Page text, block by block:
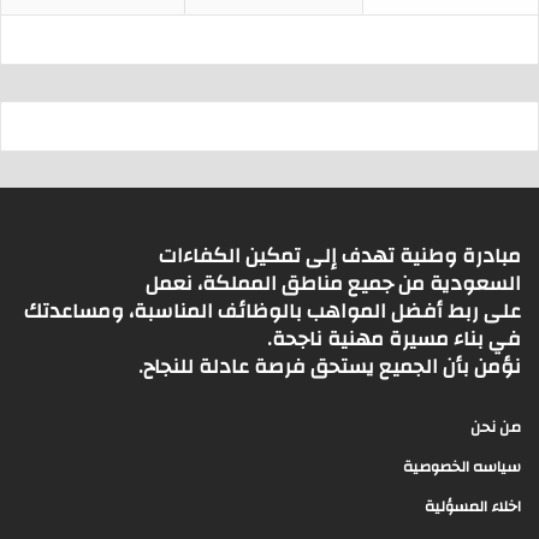
مبادرة وطنية تهدف إلى تمكين الكفاءات
السعودية من جميع مناطق المملكة، نعمل
على ربط أفضل المواهب بالوظائف المناسبة، ومساعدتك
في بناء مسيرة مهنية ناجحة.
نؤمن بأن الجميع يستحق فرصة عادلة للنجاح.
من نحن
سياسه الخصوصية
اخلاء المسؤلية